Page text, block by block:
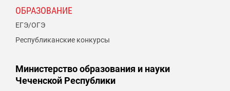
ОБРАЗОВАНИЕ
ЕГЭ/ОГЭ
Республиканские конкурсы
Министерство образования и науки
Чеченской Республики